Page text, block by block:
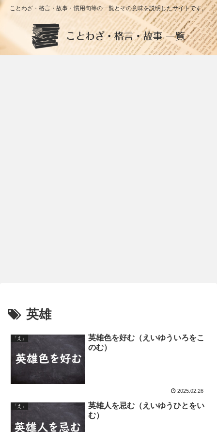
ことわざ・格言・故事・慣用句等の一覧とその意味を説明したサイトです。
英雄
「え」
英雄色を好む（えいゆういろをこ
のむ）
2025.02.26
「え」
英雄人を忌む（えいゆうひとをい
む）